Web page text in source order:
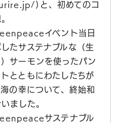
)と、初めてのコ
イベント当日
たサステナブルな（生
サーモンを使ったパン
とともにわたしたちが
の幸について、終始和
ました。
サステナブル